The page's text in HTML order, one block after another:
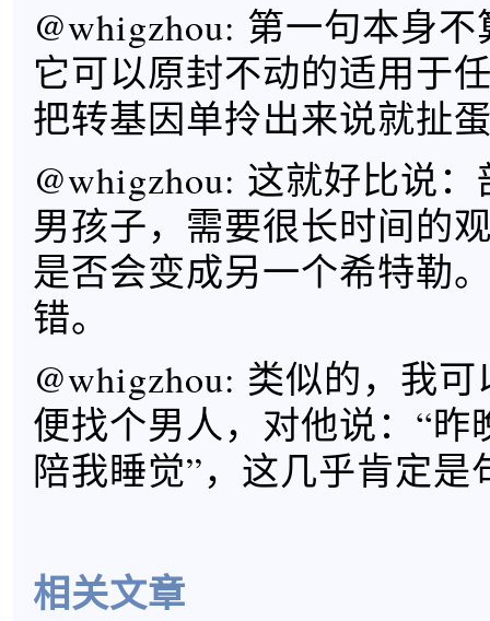
@whigzhou: 第一句本身
它可以原封不动的适用于
把转基因单拎出来说就扯
@whigzhou: 这就好比说
男孩子，需要很长时间的
是否会变成另一个希特勒
错。
@whigzhou: 类似的，我
便找个男人，对他说：“昨
陪我睡觉”，这几乎肯定是
相关文章